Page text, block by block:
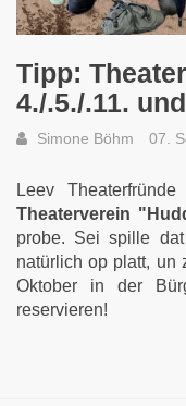
Tipp:
4./.5./.11.
Simone Böhm 07.
Leev
Theaterverein
probe. Sei spille
natürlich op platt, un
Oktober in der
reservieren!